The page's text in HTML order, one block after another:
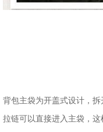
背包主袋为开盖式设计，
拉链可以直接进入主袋，